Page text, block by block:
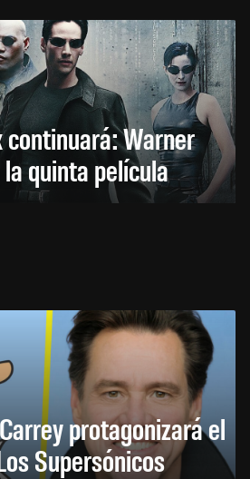
Warner
quinta película
protagonizará el
Supersónicos